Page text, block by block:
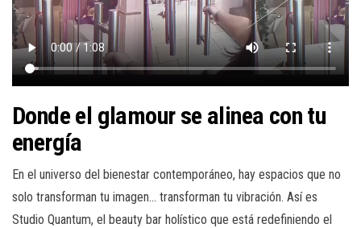
Donde el glamour se alinea con tu
energía
En el universo del bienestar contemporáneo, hay espacios que no
solo transforman tu imagen… transforman tu vibración. Así es
Studio Quantum, el beauty bar holístico que está redefiniendo el